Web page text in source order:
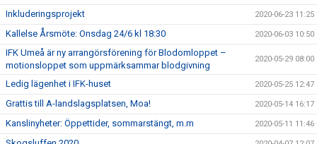
Inkluderingsprojekt 2020-06-23 11:25
Kallelse Årsmöte: Onsdag 24/6 kl 18:30 2020-06-03 10:50
IFK Umeå är ny arrangörsförening för Blodomloppet –
motionsloppet som uppmärksammar blodgivning
2020-05-29 08:00
Ledig lägenhet i IFK-huset 2020-05-25 12:47
Grattis till A-landslagsplatsen, Moa! 2020-05-14 16:17
Kanslinyheter: Öppettider, sommarstängt, m.m 2020-05-11 11:46